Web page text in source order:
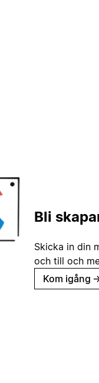
Bli
Skicka in din
och till och
Kom igång